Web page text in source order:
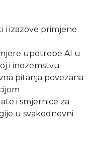
i izazove primjene
upotrebe AI u
i inozemstvu
pitanja povezana
i smjernice za
u svakodnevni